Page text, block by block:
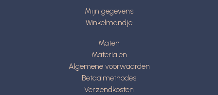
Mijn gegevens
Winkelmandje
Maten
Materialen
Algemene voorwaarden
Betaalmethodes
Verzendkosten